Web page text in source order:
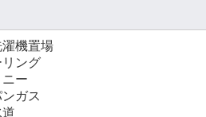
機置場
ング
ー
ガス